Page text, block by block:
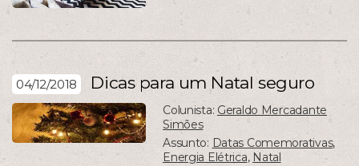
04/12/2018 Dicas para um Natal seguro
Colunista: Geraldo Mercadante
Simões
Assunto: Datas Comemorativas,
Energia Elétrica, Natal